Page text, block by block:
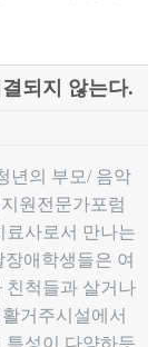
되지 않는다.
년의 부모/ 음악
원전문가포럼
료사로서 만나는
애학생들은 여
친척들과 살거나
거주시설에서
특성이 다양하듯